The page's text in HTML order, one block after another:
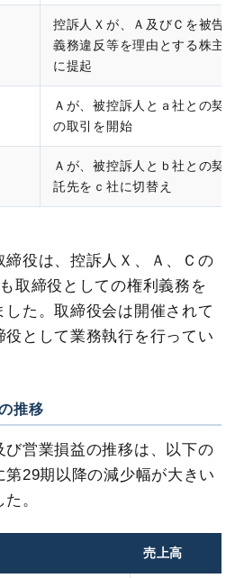
控訴人Ｘが、Ａ及びＣを被告
義務違反等を理由とする株主
に提起
Ａが、被控訴人とａ社との契
の取引を開始
Ａが、被控訴人とｂ社との契
託先をｃ社に切替え
締役は、控訴人Ｘ、Ａ、Ｃの
取締役としての権利義務を
た。取締役会は開催されて
役として業務執行を行ってい
推移
び営業損益の推移は、以下の
第29期以降の減少幅が大きい
。
売上高